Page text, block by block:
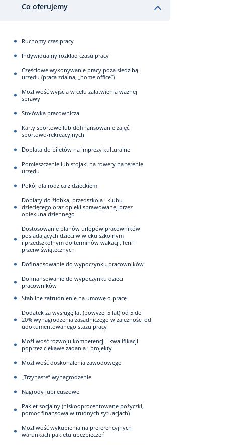
Co oferujemy
Ruchomy czas pracy
Indywidualny rozkład czasu pracy
Częściowe wykonywanie pracy poza siedzibą
urzędu (praca zdalna, „home office”)
Możliwość wyjścia w celu załatwienia ważnej
sprawy
Stołówka pracownicza
Karty sportowe lub dofinansowanie zajęć
sportowo-rekreacyjnych
Dopłata do biletów na imprezy kulturalne
Pomieszczenie lub stojaki na rowery na terenie
urzędu
Pokój dla rodzica z dzieckiem
Dopłaty do żłobka, przedszkola i klubu
dziecięcego oraz opieki sprawowanej przez
opiekuna dziennego
Dostosowanie planów urlopów pracowników
posiadających dzieci w wieku szkolnym
i przedszkolnym do terminów wakacji, ferii i
przerw świątecznych
Dofinansowanie do wypoczynku pracowników
Dofinansowanie do wypoczynku dzieci
pracowników
Stabilne zatrudnienie na umowę o pracę
Dodatek za wysługę lat (powyżej 5 lat) od 5 do
20% wynagrodzenia zasadniczego w zależności od
udokumentowanego stażu pracy
Możliwość rozwoju kompetencji i kwalifikacji
poprzez ciekawe zadania i projekty
Możliwość doskonalenia zawodowego
„Trzynaste” wynagrodzenie
Nagrody jubileuszowe
Pakiet socjalny (niskooprocentowane pożyczki,
pomoc finansowa w trudnych sytuacjach)
Możliwość wykupienia na preferencyjnych
warunkach pakietu ubezpieczeń